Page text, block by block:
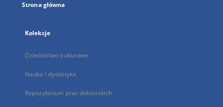
Strona główna
Kolekcje
Dziedzictwo kulturowe
Nauka i dydaktyka
Repozytorium prac doktorskich